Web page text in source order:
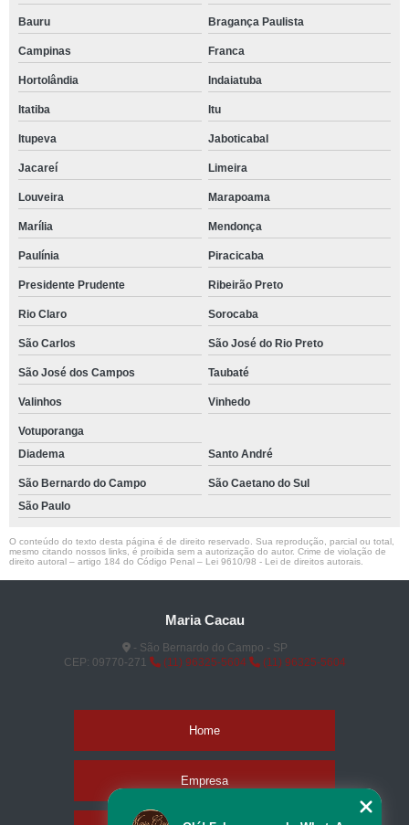
Bauru Bragança Paulista
Campinas Franca
Hortolândia Indaiatuba
Itatiba Itu
Itupeva Jaboticabal
Jacareí Limeira
Louveira Marapoama
Marília Mendonça
Paulínia Piracicaba
Presidente Prudente Ribeirão Preto
Rio Claro Sorocaba
São Carlos São José do Rio Preto
São José dos Campos Taubaté
Valinhos Vinhedo
Votuporanga
Diadema
Santo André
São Bernardo do Campo
São Caetano do Sul
São Paulo
O conteúdo do texto desta página é de direito reservado. Sua reprodução, parcial ou total,
mesmo citando nossos links, é proibida sem a autorização do autor. Crime de violação de
direito autoral – artigo 184 do Código Penal – Lei 9610/98 - Lei de direitos autorais
Maria Cacau
- São Bernardo do Campo - SP
CEP: 09770-271
(11) 96325-5604 (11) 96325-5604
Home
Empresa